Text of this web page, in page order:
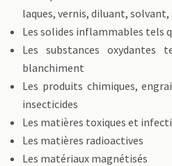
laques, vernis, diluant, solvant,
Les solides inflammables tels
Les substances oxydantes
blanchiment
Les produits chimiques,
insecticides
Les matières toxiques et
Les matières radioactives
Les matériaux magnétisés